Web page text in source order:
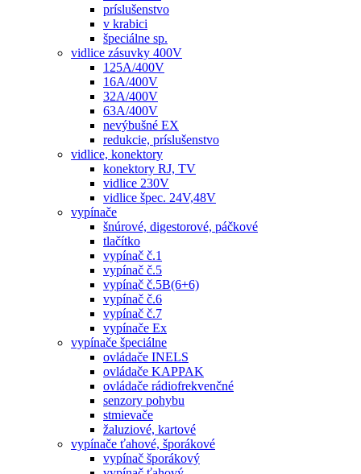
príslušenstvo
v krabici
špeciálne sp.
vidlice zásuvky 400V
125A/400V
16A/400V
32A/400V
63A/400V
nevýbušné EX
redukcie, príslušenstvo
vidlice, konektory
konektory RJ, TV
vidlice 230V
vidlice špec. 24V,48V
vypínače
šnúrové, digestorové, páčkové
tlačítko
vypínač č.1
vypínač č.5
vypínač č.5B(6+6)
vypínač č.6
vypínač č.7
vypínače Ex
vypínače špeciálne
ovládače INELS
ovládače KAPPAK
ovládače rádiofrekvenčné
senzory pohybu
stmievače
žaluziové, kartové
vypínače ťahové, šporákové
vypínač šporákový